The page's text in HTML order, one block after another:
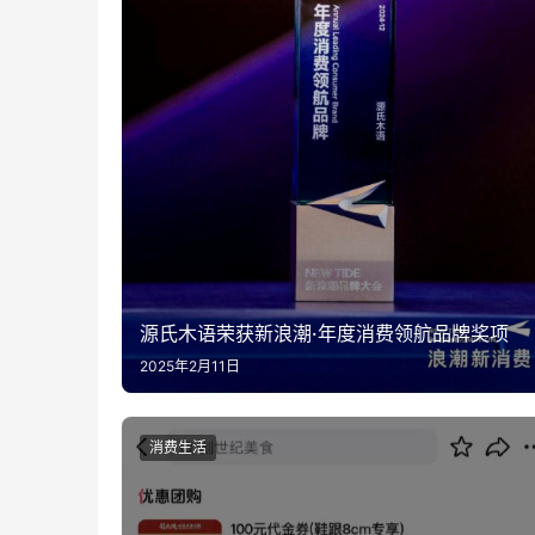
源氏木语荣获新浪潮·年度消费领航品牌奖项
2025年2月11日
消费生活